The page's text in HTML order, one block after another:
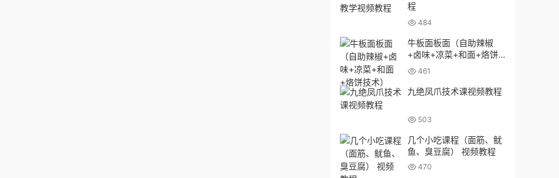
程
484
牛板面板面（自助辣椒
+卤味+凉菜+和面+烙饼
技术）
461
九绝凤爪技术课视频教程
503
几个小吃课程（面筋、鱿
鱼、臭豆腐） 视频教程
470